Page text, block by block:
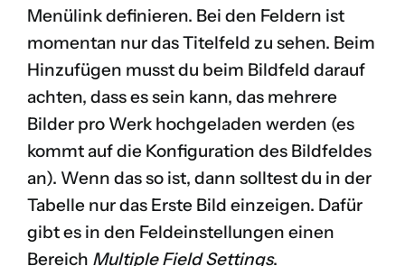
Menülink definieren. Bei den Feldern ist
momentan nur das Titelfeld zu sehen. Beim
Hinzufügen musst du beim Bildfeld darauf
achten, dass es sein kann, das mehrere
Bilder pro Werk hochgeladen werden (es
kommt auf die Konfiguration des Bildfeldes
an). Wenn das so ist, dann solltest du in der
Tabelle nur das Erste Bild einzeigen. Dafür
gibt es in den Feldeinstellungen einen
Bereich Multiple Field Settings.